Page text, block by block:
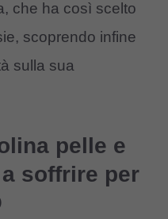
che ha così scelto
scoprendo infine
sulla sua
pelle e
soffrire per